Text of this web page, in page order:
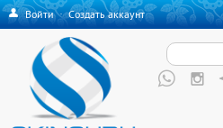
Войти·Создать аккаунт